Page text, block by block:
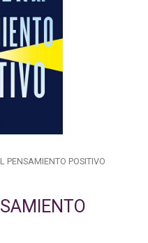
PENSAMIENTO POSITIVO